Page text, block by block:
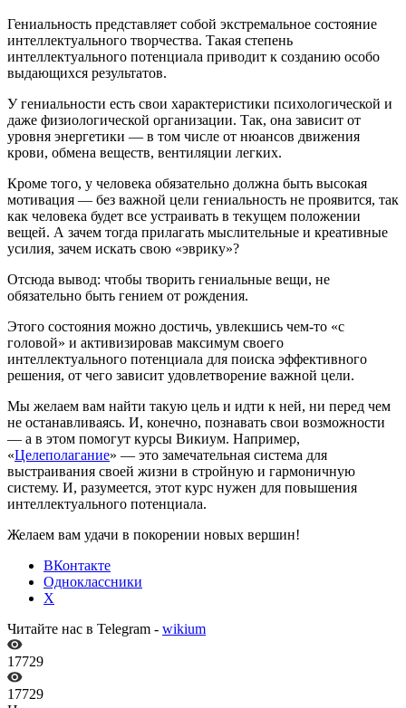
Гениальность представляет собой экстремальное состояние
интеллектуального творчества. Такая степень
интеллектуального потенциала приводит к созданию особо
выдающихся результатов.
У гениальности есть свои характеристики психологической и
даже физиологической организации. Так, она зависит от
уровня энергетики — в том числе от нюансов движения
крови, обмена веществ, вентиляции легких.
Кроме того, у человека обязательно должна быть высокая
мотивация — без важной цели гениальность не проявится, так
как человека будет все устраивать в текущем положении
вещей. А зачем тогда прилагать мыслительные и креативные
усилия, зачем искать свою «эврику»?
Отсюда вывод: чтобы творить гениальные вещи, не
обязательно быть гением от рождения.
Этого состояния можно достичь, увлекшись чем-то «с
головой» и активизировав максимум своего
интеллектуального потенциала для поиска эффективного
решения, от чего зависит удовлетворение важной цели.
Мы желаем вам найти такую цель и идти к ней, ни перед чем
не останавливаясь. И, конечно, познавать свои возможности
— а в этом помогут курсы Викиум. Например,
«Целеполагание» — это замечательная система для
выстраивания своей жизни в стройную и гармоничную
систему. И, разумеется, этот курс нужен для повышения
интеллектуального потенциала.
Желаем вам удачи в покорении новых вершин!
ВКонтакте
Одноклассники
X
Читайте нас в Telegram - wikium
17729
17729